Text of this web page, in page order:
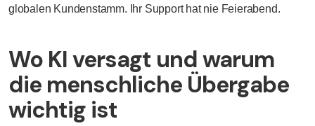
globalen Kundenstamm. Ihr Support hat nie Feierabend.
Wo KI versagt und warum
die menschliche Übergabe
wichtig ist